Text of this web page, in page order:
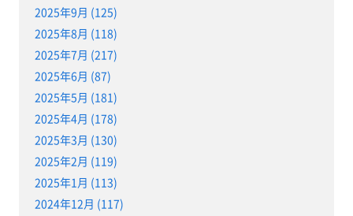
2025年9月 (125)
2025年8月 (118)
2025年7月 (217)
2025年6月 (87)
2025年5月 (181)
2025年4月 (178)
2025年3月 (130)
2025年2月 (119)
2025年1月 (113)
2024年12月 (117)